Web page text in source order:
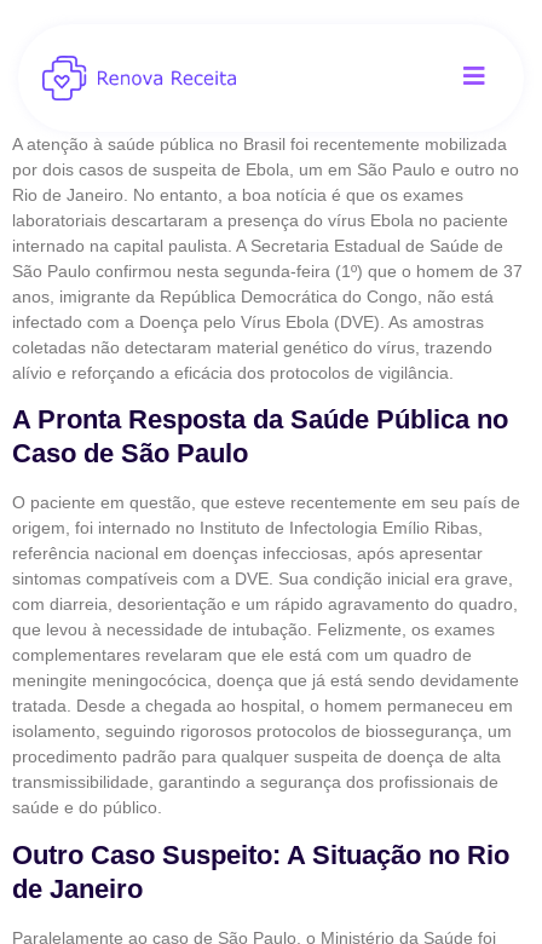
A atenção à saúde pública no Brasil foi recentemente mobilizada
por dois casos de suspeita de Ebola, um em São Paulo e outro no
Rio de Janeiro. No entanto, a boa notícia é que os exames
laboratoriais descartaram a presença do vírus Ebola no paciente
internado na capital paulista. A Secretaria Estadual de Saúde de
São Paulo confirmou nesta segunda-feira (1º) que o homem de 37
anos, imigrante da República Democrática do Congo, não está
infectado com a Doença pelo Vírus Ebola (DVE). As amostras
coletadas não detectaram material genético do vírus, trazendo
alívio e reforçando a eficácia dos protocolos de vigilância.
A Pronta Resposta da Saúde Pública no
Caso de São Paulo
O paciente em questão, que esteve recentemente em seu país de
origem, foi internado no Instituto de Infectologia Emílio Ribas,
referência nacional em doenças infecciosas, após apresentar
sintomas compatíveis com a DVE. Sua condição inicial era grave,
com diarreia, desorientação e um rápido agravamento do quadro,
que levou à necessidade de intubação. Felizmente, os exames
complementares revelaram que ele está com um quadro de
meningite meningocócica, doença que já está sendo devidamente
tratada. Desde a chegada ao hospital, o homem permaneceu em
isolamento, seguindo rigorosos protocolos de biossegurança, um
procedimento padrão para qualquer suspeita de doença de alta
transmissibilidade, garantindo a segurança dos profissionais de
saúde e do público.
Outro Caso Suspeito: A Situação no Rio
de Janeiro
Paralelamente ao caso de São Paulo, o Ministério da Saúde foi